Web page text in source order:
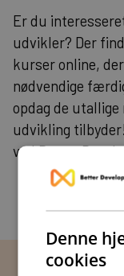
Er du
udvikler? Der
kurser online,
nødvendige
opdag de
udvikling
ved Better
Denne
cookies